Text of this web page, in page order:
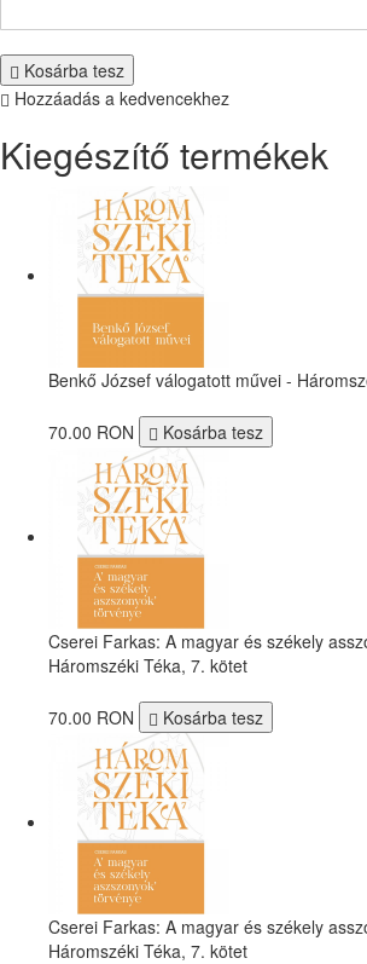
Kosárba tesz
Hozzáadás a kedvencekhez
Kiegészítő termékek
Benkő József válogatott művei -
70.00 RON Kosárba tesz
Cserei Farkas: A magyar és székely
Háromszéki Téka, 7. kötet
70.00 RON Kosárba tesz
Cserei Farkas: A magyar és székely
Háromszéki Téka, 7. kötet